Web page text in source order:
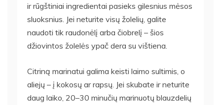
ir rūgštiniai ingredientai pasieks gilesnius mėsos
sluoksnius. Jei neturite visų žolelių, galite
naudoti tik raudonėlį arba čiobrelį – šios
džiovintos žolelės ypač dera su vištiena.
Citriną marinatui galima keisti laimo sultimis, o
aliejų – į kokosų ar rapsų. Jei skubate ir neturite
daug laiko, 20–30 minučių marinuotų blauzdelių